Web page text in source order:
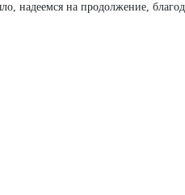
надеемся на продолжение,